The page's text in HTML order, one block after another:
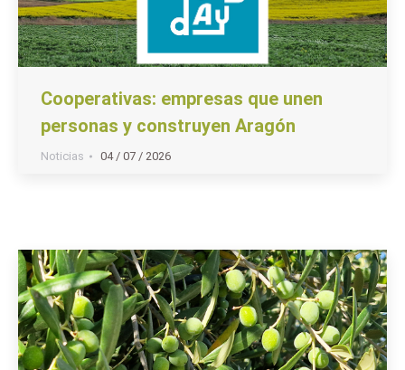
Cooperativas: empresas que unen
personas y construyen Aragón
Noticias 04 / 07 / 2026